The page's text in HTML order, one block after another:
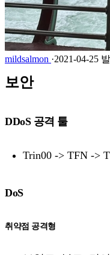
mildsalmon ·2021-04-25
보안
DDoS 공격 툴
Trin00 -> TFN ->
DoS
취약점 공격형